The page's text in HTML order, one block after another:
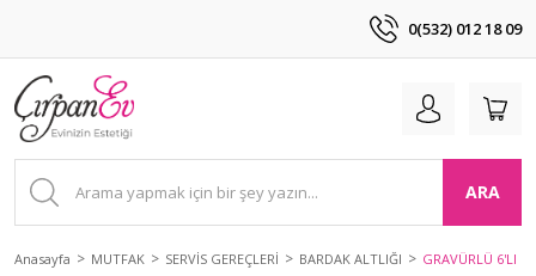
0(532) 012 18 09
ARA
Anasayfa MUTFAK SERVİS GEREÇLERİ BARDAK ALTLIĞI GRAVÜRLÜ 6'LI